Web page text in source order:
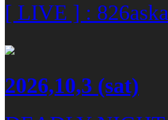
[ LIVE ] : 826aska
2026,10,3 (sat)